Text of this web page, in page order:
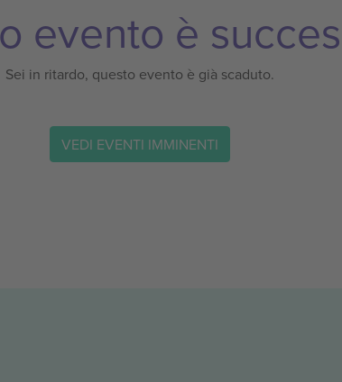
evento è
Sei in ritardo, questo evento è già scaduto.
VEDI EVENTI IMMINENTI